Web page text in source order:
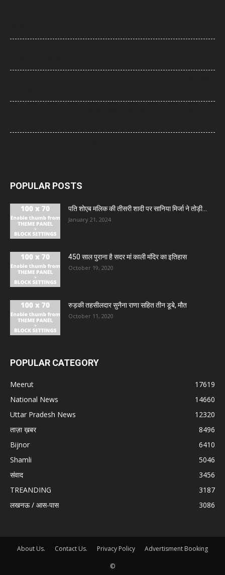
POPULAR POSTS
पति शोएब मलिक की तीसरी शादी पर सानिया मिर्जा ने तोड़ी...
January 21, 2024
450 साल पुराना है सदर मां काली मंदिर का इतिहास
October 19, 2020
रुड़की तहसीलदार सुनैना राणा सहित तीन डूबे, मौत
October 11, 2020
POPULAR CATEGORY
Meerut
17619
National News
14660
Uttar Pradesh News
12320
ताज़ा ख़बर
8496
Bijnor
6410
Shamli
5046
संवाद
3456
TREANDING
3187
लखनऊ / आस-पास
3086
About Us. Contact Us. Privacy Policy Advertisment Booking
©